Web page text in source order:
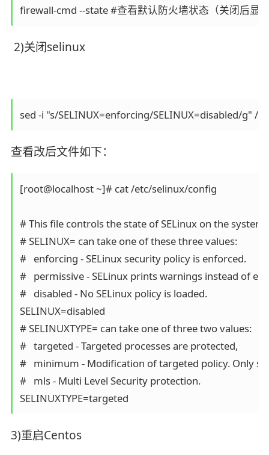
firewall-cmd --state #查看默认防火墙状态（关闭后
2)关闭selinux
sed -i "s/SELINUX=enforcing/SELINUX=disabled/g" /
查看改后文件如下：
[root@localhost ~]# cat /etc/selinux/config
# This file controls the state of SELinux on the system.
# SELINUX= can take one of these three values:
#   enforcing - SELinux security policy is enforced.
#   permissive - SELinux prints warnings instead of
#   disabled - No SELinux policy is loaded.
SELINUX=disabled
# SELINUXTYPE= can take one of three two values:
#   targeted - Targeted processes are protected,
#   minimum - Modification of targeted policy. Only
#   mls - Multi Level Security protection.
SELINUXTYPE=targeted
3)重启Centos